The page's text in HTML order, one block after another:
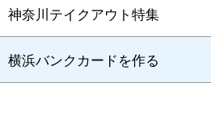
神奈川テイクアウト特集
横浜バンクカードを作る